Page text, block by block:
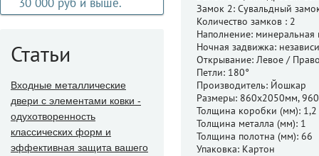
Статьи
Входные металлические
двери с элементами ковки -
одухотворенность
классических форм и
эффективная защита вашего
Замок 2: Сувальдный
Количество замков : 2
Наполнение: минеральная
Ночная задвижка:
Открывание: Левое /
Петли: 180°
Производитель: Йошкар
Размеры: 860x2050мм,
Толщина коробки (мм): 1,2
Толщина металла (мм): 1
Толщина полотна (мм): 66
Упаковка: Картон